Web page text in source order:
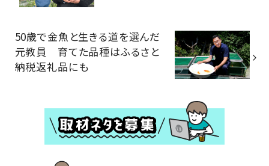
50歳で金魚と生きる道を選んだ
元教員 育てた品種はふるさと
納税返礼品にも